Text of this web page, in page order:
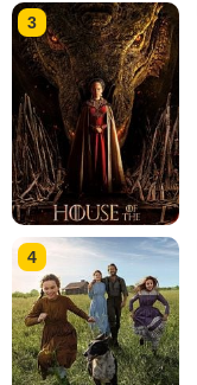
3
4